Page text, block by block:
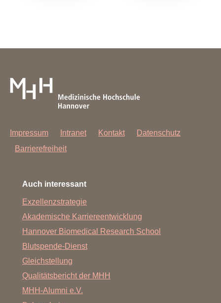
Impressum Intranet Kontakt
Datenschutz
Barrierefreiheit
Auch interessant
Exzellenzstrategie
Akademische Karriereentwicklung
Hannover Biomedical Research School
Blutspende-Dienst
Gleichstellung
Qualitätsbericht der MHH
MHH-Alumni e.V.